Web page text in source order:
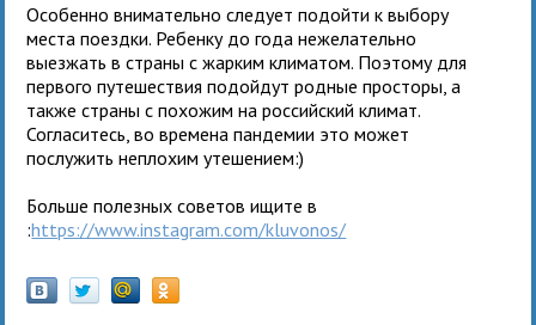
Особенно внимательно следует подойти к выбору
места поездки. Ребенку до года нежелательно
выезжать в страны с жарким климатом. Поэтому для
первого путешествия подойдут родные просторы, а
также страны с похожим на российский климат.
Согласитесь, во времена пандемии это может
послужить неплохим утешением:)
Больше полезных советов ищите в
:https://www.instagram.com/kluvonos/